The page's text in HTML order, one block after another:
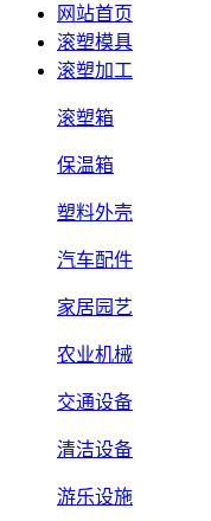
网站首页
滚塑模具
滚塑加工
滚塑箱
保温箱
塑料外壳
汽车配件
家居园艺
农业机械
交通设备
清洁设备
游乐设施